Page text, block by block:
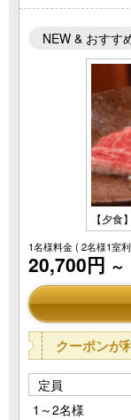
NEW & おすす
【夕食
1名様料金( 2名様1室
20,700円 ～
クーポンが
定員
1～2名様